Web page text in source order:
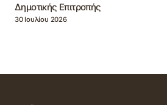
Δημοτικής Επιτροπής
30 Ιουλίου 2026